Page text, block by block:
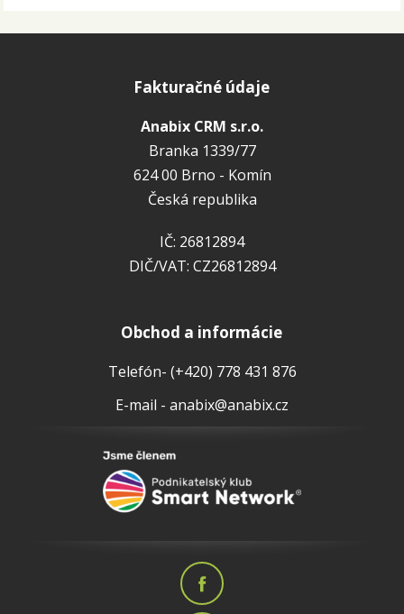
Fakturačné údaje
Anabix CRM s.r.o.
Branka 1339/77
624 00 Brno - Komín
Česká republika
IČ: 26812894
DIČ/VAT: CZ26812894
Obchod a informácie
Telefón- (+420) 778 431 876
E-mail - anabix@anabix.cz